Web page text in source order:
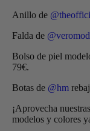
Anillo de
Falda de
Bolso de piel
79€.
Botas de @hm
¡Aprovecha
modelos y colores